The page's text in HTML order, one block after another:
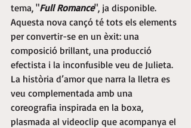
tema, "Full Romance", ja disponible.
Aquesta nova cançó té tots els elements
per convertir-se en un èxit: una
composició brillant, una producció
efectista i la inconfusible veu de Julieta.
La història d’amor que narra la lletra es
veu complementada amb una
coreografia inspirada en la boxa,
plasmada al videoclip que acompanya el